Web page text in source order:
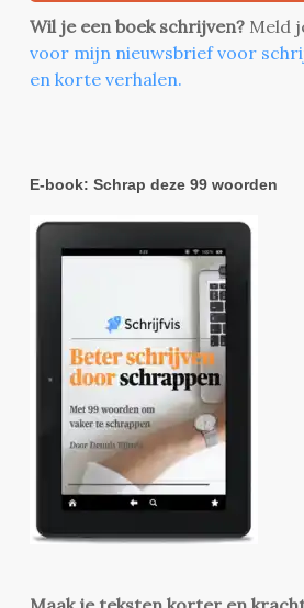
Wil je een boek schrijven? Meld
voor mijn nieuwsbrief voor
en korte verhalen.
E-book: Schrap deze 99 woorden